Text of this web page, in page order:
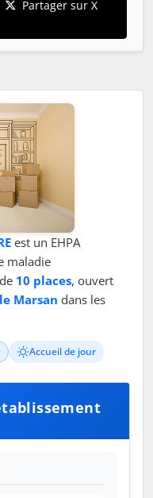
Partager sur X
est un EHPA
maladie
10 places, ouvert
Marsan dans les
Accueil de jour